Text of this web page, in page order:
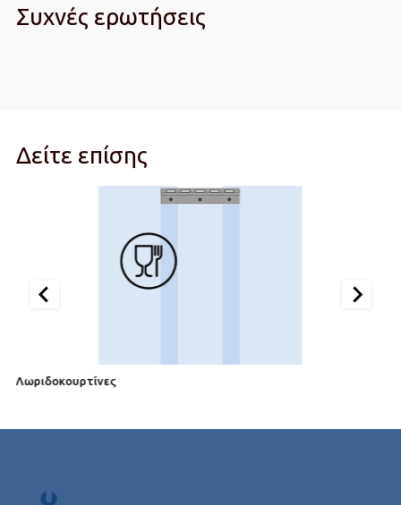
Συχνές ερωτήσεις
Δείτε επίσης
Λωριδοκουρτίνες